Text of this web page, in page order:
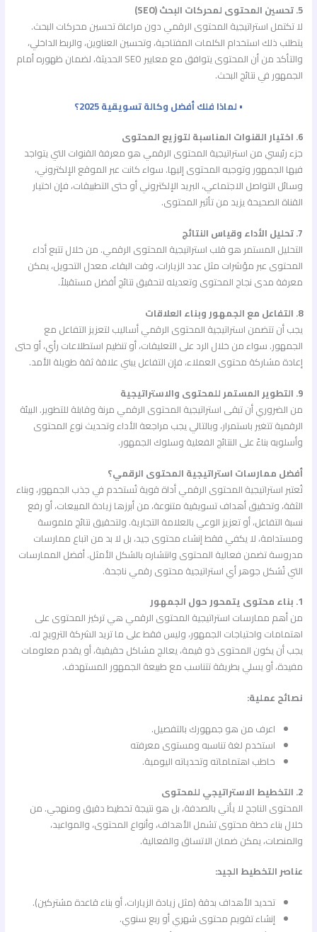
5. تحسين المحتوى لمحركات البحث (SEO)
لا تكتمل استراتيجية المحتوى الرقمي دون مراعاة تحسين محركات البحث.
يتطلب ذلك استخدام الكلمات المفتاحية، وتحسين العناوين، والربط الداخلي،
والتأكد من أن المحتوى يتوافق مع معايير SEO الحديثة، لضمان ظهوره أمام
الجمهور في نتائج البحث.
• لماذا فلك أفضل وكالة تسويقية 2025؟
6. اختيار القنوات المناسبة لتوزيع المحتوى
جزء رئيسي من استراتيجية المحتوى الرقمي هو معرفة القنوات التي يتواجد
فيها الجمهور وتوجيه المحتوى إليها. سواء كانت عبر الموقع الإلكتروني،
وسائل التواصل الاجتماعي، البريد الإلكتروني أو حتى التطبيقات، فإن اختيار
القناة الصحيحة يزيد من تأثير المحتوى.
7. تحليل الأداء وقياس النتائج
التحليل المستمر هو قلب استراتيجية المحتوى الرقمي. من خلال تتبع أداء
المحتوى عبر مؤشرات مثل عدد الزيارات، وقت البقاء، معدل التحويل، يمكن
معرفة مدى نجاح المحتوى وتعديله لتحقيق نتائج أفضل مستقبلاً.
8. التفاعل مع الجمهور وبناء العلاقات
يجب أن تتضمن استراتيجية المحتوى الرقمي أساليب لتعزيز التفاعل مع
الجمهور. سواء من خلال الرد على التعليقات، أو تنظيم استطلاعات رأي، أو حتى
إعادة مشاركة محتوى العملاء، فإن التفاعل يبني علاقة ثقة طويلة الأمد.
9. التطوير المستمر للمحتوى والاستراتيجية
من الضروري أن تبقى استراتيجية المحتوى الرقمي مرنة وقابلة للتطوير. البيئة
الرقمية تتغير باستمرار، وبالتالي يجب مراجعة الأداء وتحديث نوع المحتوى
وأسلوبه بناءً على النتائج الفعلية وسلوك الجمهور.
أفضل ممارسات استراتيجية المحتوى الرقمي؟
تُعتبر استراتيجية المحتوى الرقمي أداة قوية تُستخدم في جذب الجمهور، وبناء
الثقة، وتحقيق أهداف تسويقية متنوعة، من أبرزها زيادة المبيعات، أو رفع
نسبة التفاعل، أو تعزيز الوعي بالعلامة التجارية. ولتحقيق نتائج ملموسة
ومستدامة، لا يكفي فقط إنشاء محتوى جيد، بل لا بد من اتباع ممارسات
مدروسة تضمن فعالية المحتوى وانتشاره بالشكل الأمثل. أفضل الممارسات
التي تُشكل جوهر أي استراتيجية محتوى رقمي ناجحة.
1. بناء محتوى يتمحور حول الجمهور
من أهم ممارسات استراتيجية المحتوى الرقمي هي تركيز المحتوى على
اهتمامات واحتياجات الجمهور، وليس فقط على ما تريد الشركة الترويج له.
يجب أن يكون المحتوى ذو قيمة، يعالج مشاكل حقيقية، أو يقدم معلومات
مفيدة، أو يسلي بطريقة تتناسب مع طبيعة الجمهور المستهدف.
نصائح عملية:
اعرف من هو جمهورك بالتفصيل.
استخدم لغة تناسبه ومستوى معرفته
خاطب اهتماماته وتحدياته اليومية.
2. التخطيط الاستراتيجي للمحتوى
المحتوى الناجح لا يأتي بالصدفة، بل هو نتيجة تخطيط دقيق ومنهجي. من
خلال بناء خطة محتوى تشمل الأهداف، وأنواع المحتوى، والمواعيد،
والمنصات، يمكن ضمان الاتساق والفعالية.
عناصر التخطيط الجيد:
تحديد الأهداف بدقة (مثل زيادة الزيارات، أو بناء قاعدة مشتركين).
إنشاء تقويم محتوى شهري أو ربع سنوي.